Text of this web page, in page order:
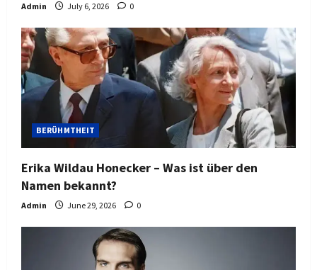
Admin July 6, 2026 0
BERÜHMTHEIT
Erika Wildau Honecker – Was ist über den
Namen bekannt?
Admin June 29, 2026 0